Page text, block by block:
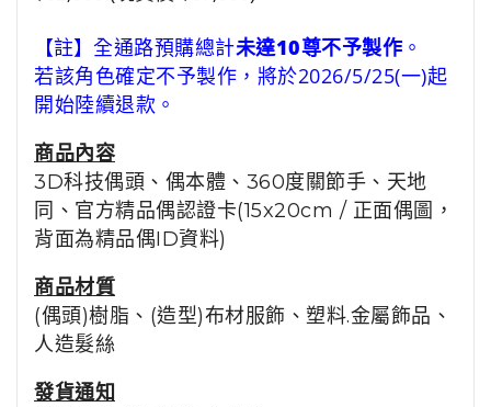
【註】 全通路預購總計未達10尊不予製作 。
若該角色確定不予製作，將於2026/5/25(一)起
開始陸續退款。
商品內容
3D科技偶頭、偶本體、360度關節手、天地
同、 官方精品偶認證卡(15x20cm / 正面偶圖，
背面為精品偶ID資料)
商品材質
(偶頭)樹脂 、(造型)布材服飾、塑料.金屬飾品、
人造髮絲
發貨通知